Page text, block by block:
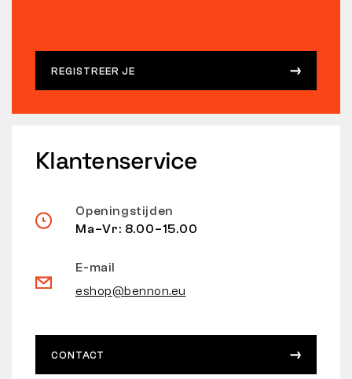
REGISTREER JE
Klantenservice
Openingstijden
Ma–Vr: 8.00–15.00
E-mail
eshop@bennon.eu
CONTACT